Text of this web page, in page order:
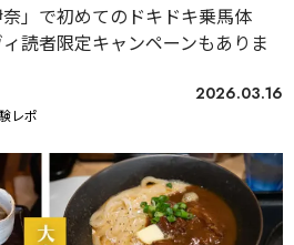
」で初めてのドキドキ乗馬体
読者限定キャンペーンもありま
2026.03.16
レポ